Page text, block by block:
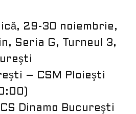
29-30 noiembrie,
Seria G, Turneul 3,
– CSM Ploieşti
Dinamo Bucureşti